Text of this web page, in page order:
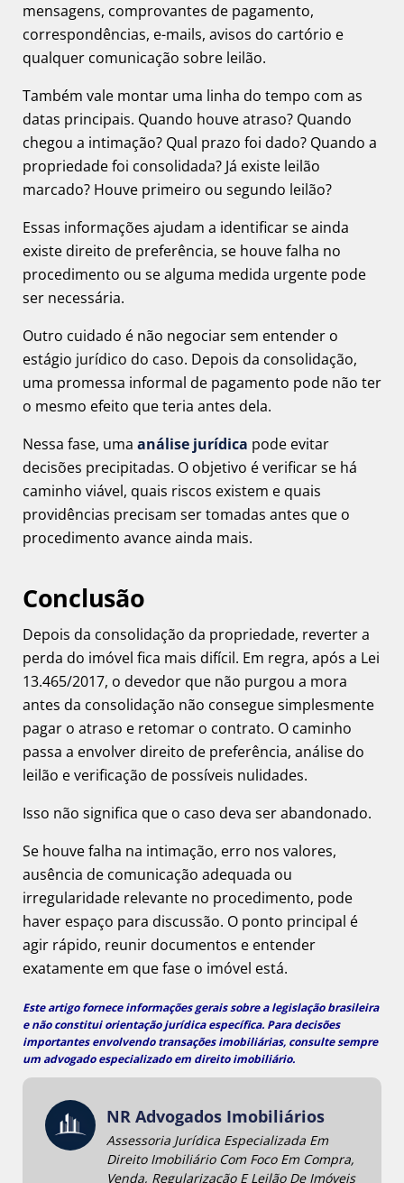
mensagens, comprovantes de pagamento,
correspondências, e-mails, avisos do cartório e
qualquer comunicação sobre leilão.
Também vale montar uma linha do tempo com as
datas principais. Quando houve atraso? Quando
chegou a intimação? Qual prazo foi dado? Quando a
propriedade foi consolidada? Já existe leilão
marcado? Houve primeiro ou segundo leilão?
Essas informações ajudam a identificar se ainda
existe direito de preferência, se houve falha no
procedimento ou se alguma medida urgente pode
ser necessária.
Outro cuidado é não negociar sem entender o
estágio jurídico do caso. Depois da consolidação,
uma promessa informal de pagamento pode não ter
o mesmo efeito que teria antes dela.
Nessa fase, uma análise jurídica pode evitar
decisões precipitadas. O objetivo é verificar se há
caminho viável, quais riscos existem e quais
providências precisam ser tomadas antes que o
procedimento avance ainda mais.
Conclusão
Depois da consolidação da propriedade, reverter a
perda do imóvel fica mais difícil. Em regra, após a Lei
13.465/2017, o devedor que não purgou a mora
antes da consolidação não consegue simplesmente
pagar o atraso e retomar o contrato. O caminho
passa a envolver direito de preferência, análise do
leilão e verificação de possíveis nulidades.
Isso não significa que o caso deva ser abandonado.
Se houve falha na intimação, erro nos valores,
ausência de comunicação adequada ou
irregularidade relevante no procedimento, pode
haver espaço para discussão. O ponto principal é
agir rápido, reunir documentos e entender
exatamente em que fase o imóvel está.
Este artigo fornece informações gerais sobre a legislação brasileira
e não constitui orientação jurídica específica. Para decisões
importantes envolvendo transações imobiliárias, consulte sempre
um advogado especializado em direito imobiliário.
NR Advogados Imobiliários
Assessoria Jurídica Especializada Em
Direito Imobiliário Com Foco Em Compra,
Venda, Regularização E Leilão De Imóveis